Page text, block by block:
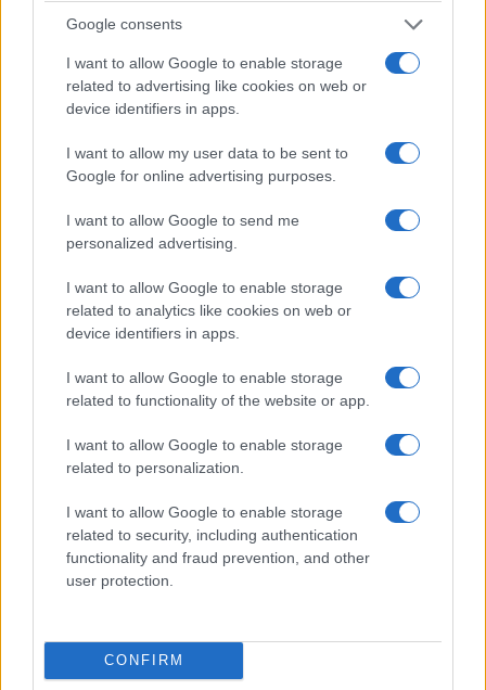
Google consents
I want to allow Google to enable storage
related to advertising like cookies on web or
device identifiers in apps.
I want to allow my user data to be sent to
Google for online advertising purposes.
I want to allow Google to send me
personalized advertising.
I want to allow Google to enable storage
related to analytics like cookies on web or
device identifiers in apps.
I want to allow Google to enable storage
related to functionality of the website or app.
I want to allow Google to enable storage
related to personalization.
I want to allow Google to enable storage
related to security, including authentication
functionality and fraud prevention, and other
user protection.
CONFIRM
ΑΙΧΜΕΣ
συμφωνίες
Το Καλοκαίρι αυτό στα ΜΜΕ θυμίζει αίθουσα αφίξεων και
αναχωρήσεων αεροδρομίου. Άλλοι γνωρίζουν τον
προορισμό τους και άλλοι αλλάζουν πορεία, ενώ έχουν
ξεκινήσει για άλλου καταλήγουν σε άλλο σημείο. Η
κινητικότητα είναι συνάρτηση πολλών παραγόντων,
ορισμένοι εκ των οποίων δεν είναι ορατοί προς το
κυβέρνηση, […]